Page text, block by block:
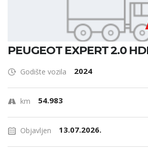
PEUGEOT EXPERT 2.0
Godište vozila 2024
km 54.983
Objavljen 13.07.2026.